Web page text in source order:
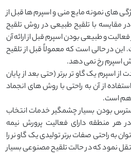
های نمونه مایع منی و اسپرم ها قبل از
در مقایسه با تلقیح طبیعی در روش تلقیح
و طبیعی بودن اسپرم قبل از ارائه آن
این در حالی است که معمولاً قبل از تلقیح
اسپرم رخ نمی دهد.
اسپرم یک گاو تر برتر (حتی بعد از پایان
از آن به راحتی با روش های انجماد
است.
بودن بسیار چشمگیر خدمات انتخاب
هر منطقه دارای فعالیت پرورش نیمه
به راحتی صفات برتر تولیدی یک گاو نر را
نمود که در حالت تلقیح مصنوعی بسیار